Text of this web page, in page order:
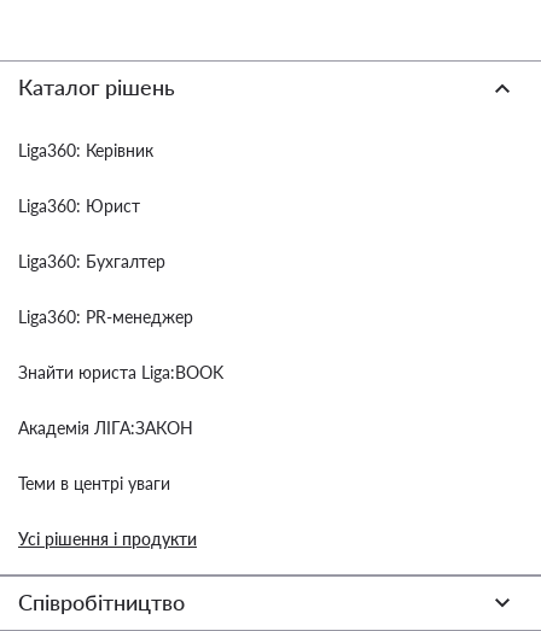
Каталог рішень
Liga360: Керівник
Liga360: Юрист
Liga360: Бухгалтер
Liga360: PR-менеджер
Знайти юриста Liga:BOOK
Академія ЛІГА:ЗАКОН
Теми в центрі уваги
Усі рішення і продукти
Співробітництво